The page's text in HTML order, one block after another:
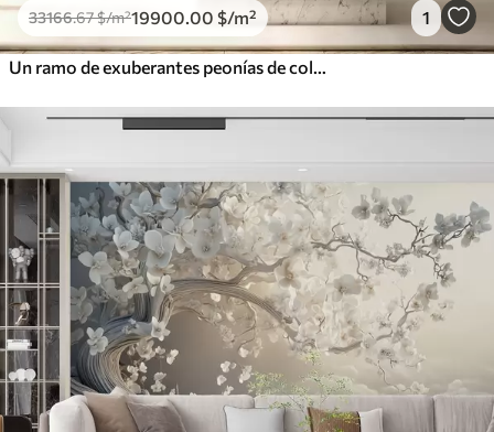
33166.67$/m²19900 .00 $/m² 1